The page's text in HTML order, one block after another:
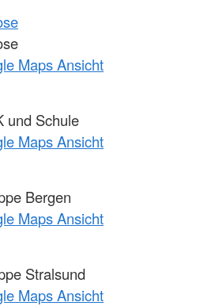
Maps Ansicht
und Schule
Maps Ansicht
Bergen
Maps Ansicht
Stralsund
Maps Ansicht